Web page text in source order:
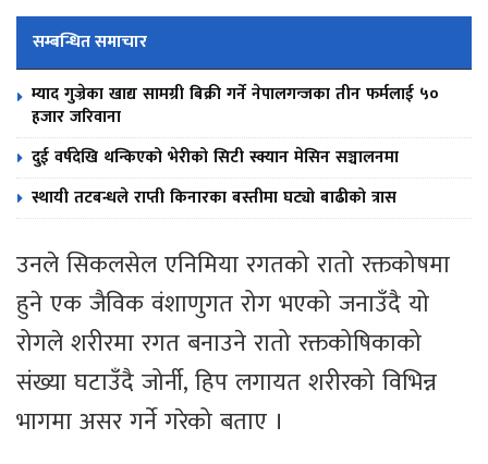
सम्बन्धित समाचार
म्याद गुज्रेका खाद्य सामग्री बिक्री गर्ने नेपालगन्जका तीन फर्मलाई ५०
हजार जरिवाना
दुई वर्षदेखि थन्किएको भेरीको सिटी स्क्यान मेसिन सञ्चालनमा
स्थायी तटबन्धले राप्ती किनारका बस्तीमा घट्यो बाढीको त्रास
उनले सिकलसेल एनिमिया रगतको रातो रक्तकोषमा
हुने एक जैविक वंशाणुगत रोग भएको जनाउँदै यो
रोगले शरीरमा रगत बनाउने रातो रक्तकोषिकाको
संख्या घटाउँदै जोर्नी, हिप लगायत शरीरको विभिन्न
भागमा असर गर्ने गरेको बताए ।